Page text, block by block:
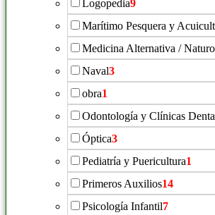
Logopedia9
Marítimo Pesquera y
Medicina Alternativa /
Naval3
obra1
Odontología y Clínicas
Óptica3
Pediatría y Puericultura1
Primeros Auxilios14
Psicología Infantil7